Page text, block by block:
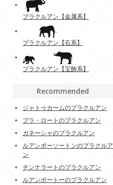
プラクルアン【金属系】
プラクルアン【石系】
プラクルアン【宝飾系】
Recommended
ジャトゥカームのプラクルアン
プラ・ロートのプラクルアン
ガネーシャのプラクルアン
ルアンポーソートンのプラクルア
ン
チンナラートのプラクルアン
ルアンポートーのプラクルアン